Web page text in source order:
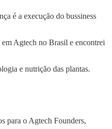
é a execução do bussiness
Agtech no Brasil e encontrei
e nutrição das plantas.
para o Agtech Founders,